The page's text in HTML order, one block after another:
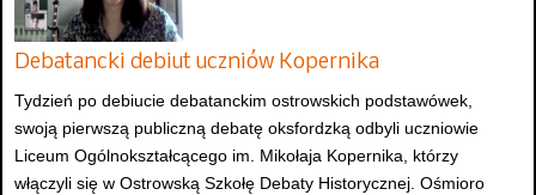
Debatancki debiut uczniów Kopernika
Tydzień po debiucie debatanckim ostrowskich podstawówek,
swoją pierwszą publiczną debatę oksfordzką odbyli uczniowie
Liceum Ogólnokształcącego im. Mikołaja Kopernika, którzy
włączyli się w Ostrowską Szkołę Debaty Historycznej. Ośmioro